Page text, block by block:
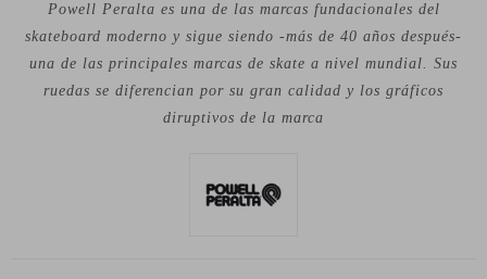
Powell Peralta es una de las marcas fundacionales del
skateboard moderno y sigue siendo -más de 40 años después-
una de las principales marcas de skate a nivel mundial. Sus
ruedas se diferencian por su gran calidad y los gráficos
diruptivos de la marca